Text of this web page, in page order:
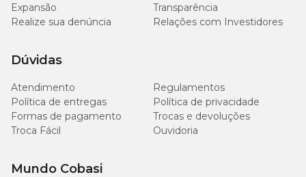
Expansão
Transparência
Realize sua denúncia
Relações com Investidores
Dúvidas
Atendimento
Regulamentos
Política de entregas
Política de privacidade
Formas de pagamento
Trocas e devoluções
Troca Fácil
Ouvidoria
Mundo Cobasi